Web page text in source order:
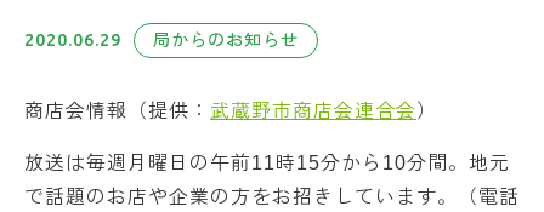
2020.06.29 局からのお知らせ
商店会情報（提供： 武蔵野市商店会連合会 ）
放送は毎週月曜日の午前11時15分から10分間。地元
で話題のお店や企業の方をお招きしています。（電話